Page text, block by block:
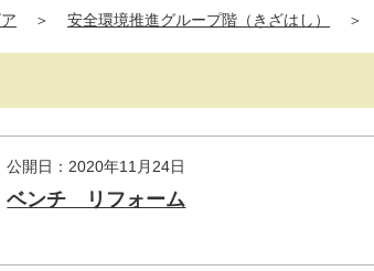
＞ 安全環境推進グループ階（きざはし） ＞
公開日：2020年11月24日
ベンチ リフォーム